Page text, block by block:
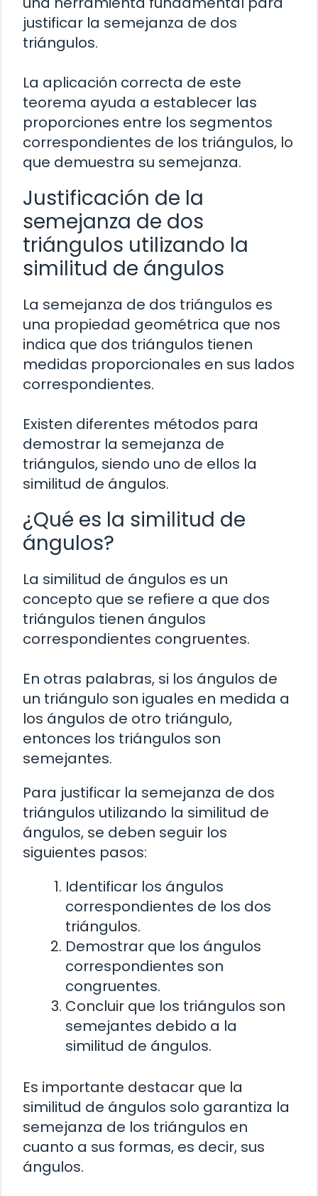
justificar la semejanza de dos
triángulos.
La aplicación correcta de este
teorema ayuda a establecer las
proporciones entre los segmentos
correspondientes de los triángulos, lo
que demuestra su semejanza.
Justificación de la
semejanza de dos
triángulos utilizando la
similitud de ángulos
La semejanza de dos triángulos es
una propiedad geométrica que nos
indica que dos triángulos tienen
medidas proporcionales en sus lados
correspondientes.
Existen diferentes métodos para
demostrar la semejanza de
triángulos, siendo uno de ellos la
similitud de ángulos.
¿Qué es la similitud de
ángulos?
La similitud de ángulos es un
concepto que se refiere a que dos
triángulos tienen ángulos
correspondientes congruentes.
En otras palabras, si los ángulos de
un triángulo son iguales en medida a
los ángulos de otro triángulo,
entonces los triángulos son
semejantes.
Para justificar la semejanza de dos
triángulos utilizando la similitud de
ángulos, se deben seguir los
siguientes pasos:
Identificar los ángulos
correspondientes de los dos
triángulos.
Demostrar que los ángulos
correspondientes son
congruentes.
Concluir que los triángulos son
semejantes debido a la
similitud de ángulos.
Es importante destacar que la
similitud de ángulos solo garantiza la
semejanza de los triángulos en
cuanto a sus formas, es decir, sus
ángulos.